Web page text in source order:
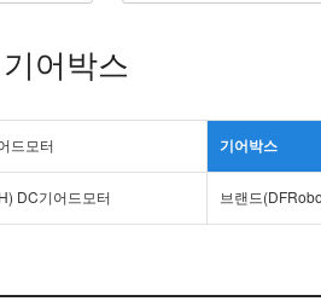
기어박스
드모터 기어박스
DC기어드모터 브랜드